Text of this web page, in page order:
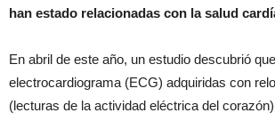
han estado relacionadas con la salud
En abril de este año, un estudio descubrió
electrocardiograma (ECG) adquiridas con
(lecturas de la actividad eléctrica del